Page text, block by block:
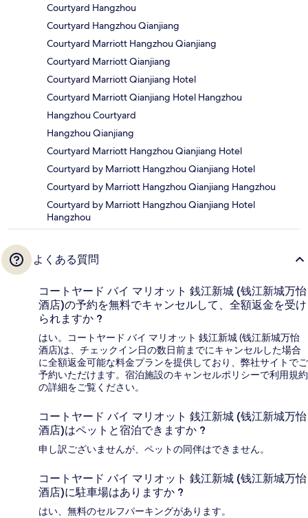
Courtyard Hangzhou
Courtyard Hangzhou Qianjiang
Courtyard Marriott Hangzhou Qianjiang
Courtyard Marriott Qianjiang
Courtyard Marriott Qianjiang Hotel
Courtyard Marriott Qianjiang Hotel Hangzhou
Hangzhou Courtyard
Hangzhou Qianjiang
Courtyard Marriott Hangzhou Qianjiang Hotel
Courtyard by Marriott Hangzhou Qianjiang Hotel
Courtyard by Marriott Hangzhou Qianjiang Hangzhou
Courtyard by Marriott Hangzhou Qianjiang Hotel
Hangzhou
よくある質問
コートヤード バイ マリオット 銭江新城 (钱江新城万怡
酒店)の予約を無料でキャンセルして、全額返金を受け
られますか ?
はい。コートヤード バイ マリオット 銭江新城 (钱江新城万怡
酒店)は、チェックイン日の数日前までにキャンセルした場合
に全額返金可能な料金プランを提供しており、弊社サイトでご
予約いただけます。宿泊施設のキャンセルポリシーで利用規約
の詳細をご覧ください。
コートヤード バイ マリオット 銭江新城 (钱江新城万怡
酒店)はペットと宿泊できますか ?
申し訳ございませんが、ペットの同伴はできません。
コートヤード バイ マリオット 銭江新城 (钱江新城万怡
酒店)に駐車場はありますか ?
はい、無料のセルフパーキングがあります。